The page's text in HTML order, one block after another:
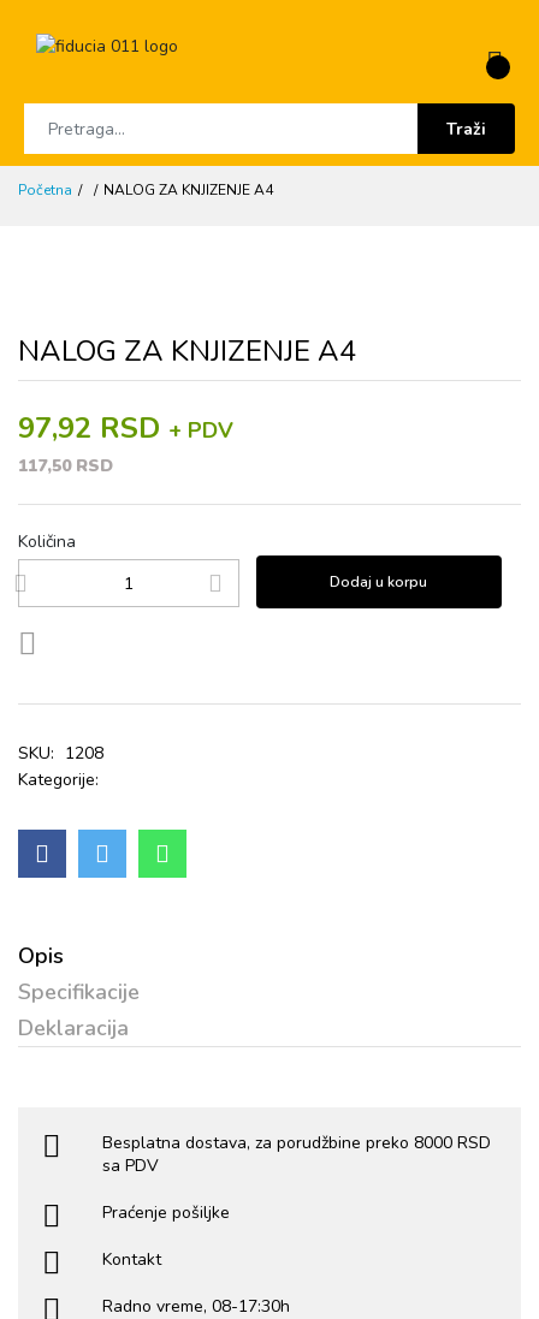
Traži
Početna NALOG ZA KNJIZENJE A4
NALOG ZA KNJIZENJE A4
97,92 RSD + PDV
117,50 RSD
Količina
Dodaj u korpu
SKU: 1208
Kategorije:
Opis
Specifikacije
Deklaracija
Besplatna dostava, za porudžbine preko 8000 RSD
sa PDV
Praćenje pošiljke
Kontakt
Radno vreme, 08-17:30h